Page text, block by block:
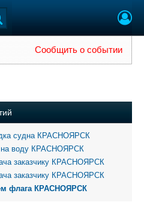
Сообщить о событии
судна КРАСНОЯРСК
на воду КРАСНОЯРСК
заказчику КРАСНОЯРСК
заказчику КРАСНОЯРСК
флага КРАСНОЯРСК